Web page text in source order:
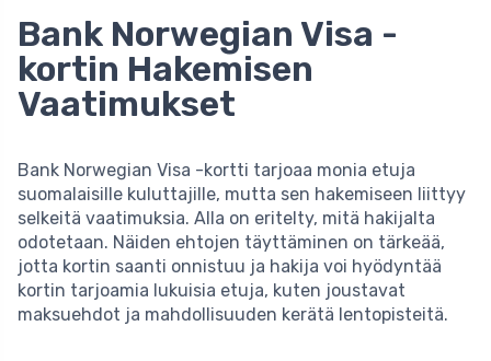
Bank Norwegian Visa -
kortin Hakemisen
Vaatimukset
Bank Norwegian Visa -kortti tarjoaa monia etuja
suomalaisille kuluttajille, mutta sen hakemiseen liittyy
selkeitä vaatimuksia. Alla on eritelty, mitä hakijalta
odotetaan. Näiden ehtojen täyttäminen on tärkeää,
jotta kortin saanti onnistuu ja hakija voi hyödyntää
kortin tarjoamia lukuisia etuja, kuten joustavat
maksuehdot ja mahdollisuuden kerätä lentopisteitä.